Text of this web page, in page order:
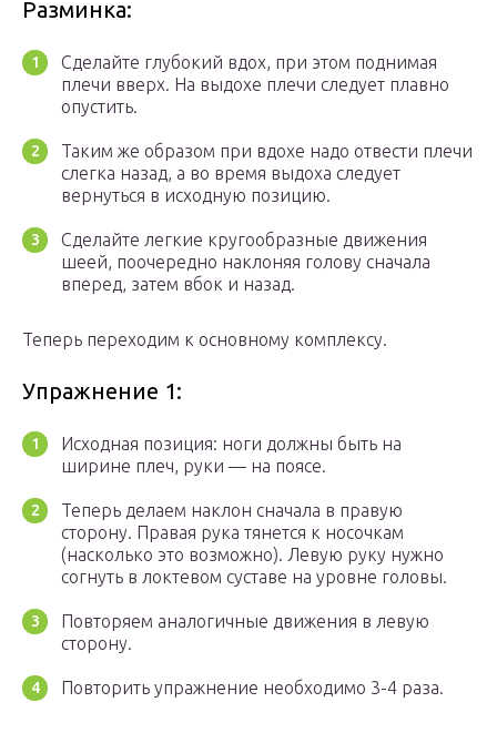
Разминка:
Сделайте глубокий вдох, при этом поднимая
плечи вверх. На выдохе плечи следует плавно
опустить.
Таким же образом при вдохе надо отвести плечи
слегка назад, а во время выдоха следует
вернуться в исходную позицию.
Сделайте легкие кругообразные движения
шеей, поочередно наклоняя голову сначала
вперед, затем вбок и назад.
Теперь переходим к основному комплексу.
Упражнение 1:
Исходная позиция: ноги должны быть на
ширине плеч, руки — на поясе.
Теперь делаем наклон сначала в правую
сторону. Правая рука тянется к носочкам
(насколько это возможно). Левую руку нужно
согнуть в локтевом суставе на уровне головы.
Повторяем аналогичные движения в левую
сторону.
Повторить упражнение необходимо 3-4 раза.